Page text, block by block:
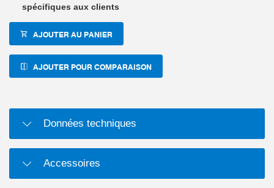
spécifiques aux clients
AJOUTER AU PANIER
AJOUTER POUR COMPARAISON
Données techniques
Accessoires